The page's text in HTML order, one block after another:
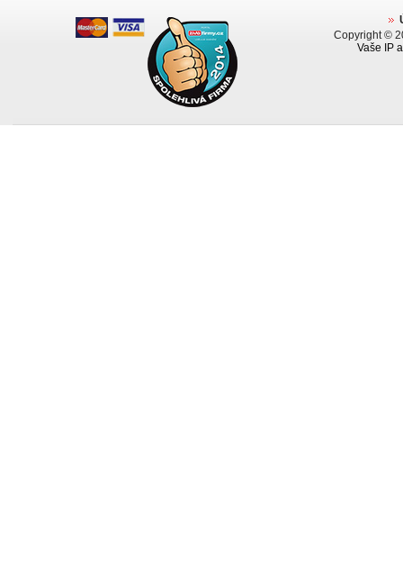
Copyright ©
Vaše IP